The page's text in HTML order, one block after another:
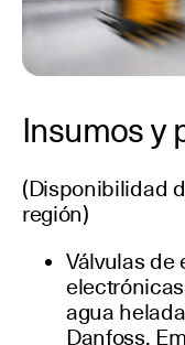
Insumos y
(Disponibilidad
región)
Válvulas de
agua
Danfoss,